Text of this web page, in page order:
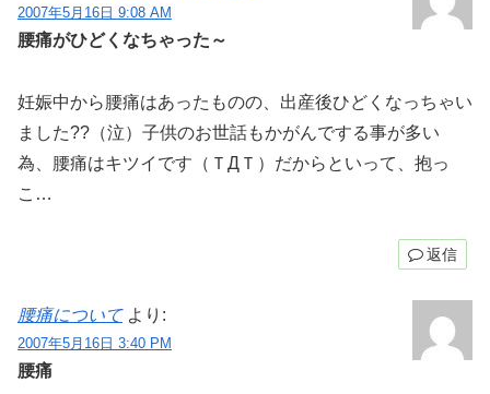
2007年5月16日 9:08 AM
腰痛がひどくなちゃった～
妊娠中から腰痛はあったものの、出産後ひどくなっちゃい
ました??（泣）子供のお世話もかがんでする事が多い
為、腰痛はキツイです（ＴДＴ）だからといって、抱っ
こ…
返信
腰痛について より:
2007年5月16日 3:40 PM
腰痛